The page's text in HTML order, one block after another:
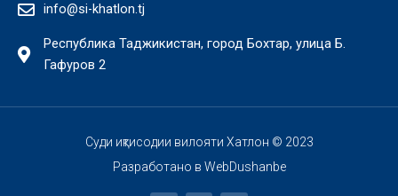
info@si-khatlon.tj
Республика Таджикистан, город Бохтар, улица Б.
Гафуров 2
Суди иқтисодии вилояти Хатлон © 2023
Разработано в WebDushanbe